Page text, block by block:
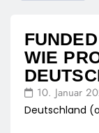
WIE
10. Januar
Deutschland